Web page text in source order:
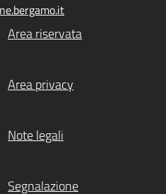
Area riservata
Area privacy
Note legali
Segnalazione